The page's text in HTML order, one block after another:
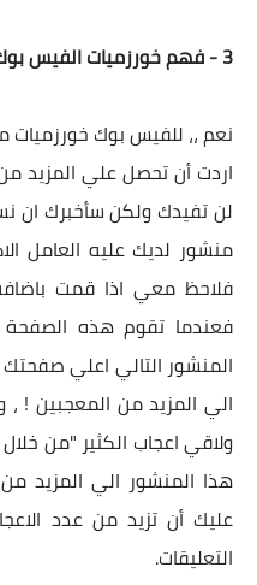
3 - فهم خورزميات الفيس بوك
نعم ،، للفيس بوك
اردت أن تحصل علي المزيد
لن تفيدك ولكن سأخبرك ان
منشور لديك عليه العامل
فلاحظ معي اذا قمت
فعندما تقوم هذه
المنشور التالي اعلي صفحتك
الي المزيد من المعجبين !
ولاقي اعجاب الكثير "من
هذا المنشور الي المزيد
عليك أن تزيد من عدد
التعليقات.